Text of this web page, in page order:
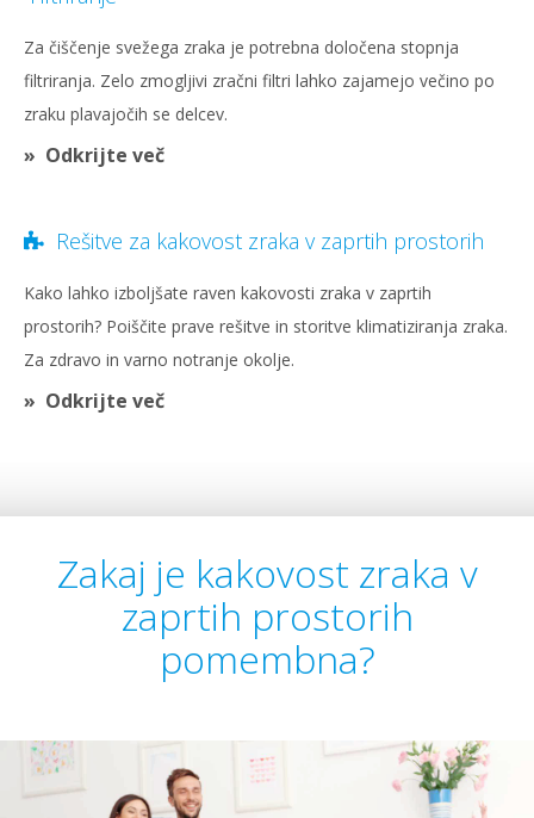
Za čiščenje svežega zraka je potrebna določena stopnja
filtriranja. Zelo zmogljivi zračni filtri lahko zajamejo večino po
zraku plavajočih se delcev.
Odkrijte več
Rešitve za kakovost zraka v zaprtih prostorih
Kako lahko izboljšate raven kakovosti zraka v zaprtih
prostorih? Poiščite prave rešitve in storitve klimatiziranja zraka.
Za zdravo in varno notranje okolje.
Odkrijte več
Zakaj je kakovost zraka v
zaprtih prostorih
pomembna?